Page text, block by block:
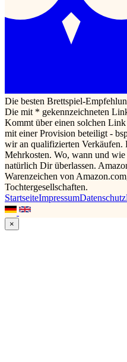
Die besten Brettspiel-
Die mit * gekennzeichneten
Kommt über einen solchen
mit einer Provision beteiligt -
wir an qualifizierten Verkäufen.
Mehrkosten. Wo, wann und
natürlich Dir überlassen.
Warenzeichen von
Tochtergesellschaften.
StartseiteImpressumDatenschutz
×